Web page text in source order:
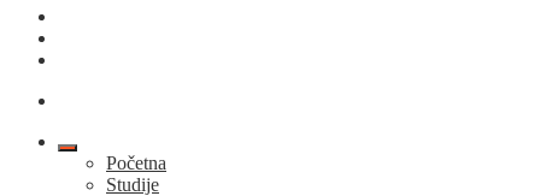
Početna
Studije